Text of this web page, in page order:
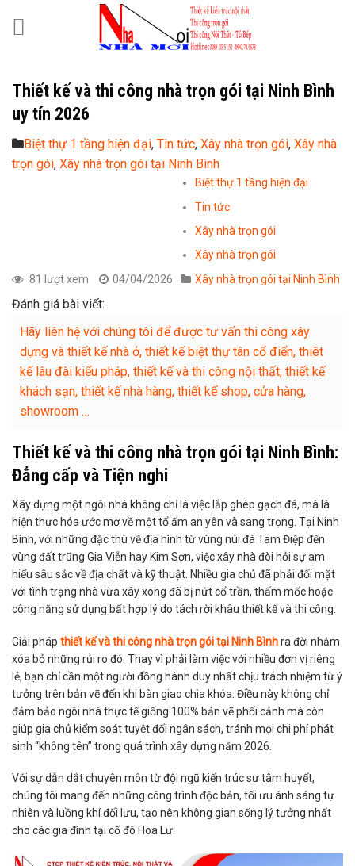
Thiết kế và thi công nhà trọn gói tại Ninh Bình
uy tín 2026
Biệt thự 1 tầng hiện đại, Tin tức, Xây nhà trọn gói, Xây nhà
trọn gói, Xây nhà trọn gói tại Ninh Bình
81 lượt xem 04/04/2026
Biệt thự 1 tầng hiện đại
Tin tức
Xây nhà trọn gói
Xây nhà trọn gói
Xây nhà trọn gói tại Ninh Bình
Đánh giá bài viết:
Hãy liên hệ với chúng tôi để được tư vấn thi công xây
dựng và thiết kế nhà ở, thiết kế biệt thự tân cổ điển, thiêt
kế lâu đài kiểu pháp, thiết kế và thi công nội thất, thiết kế
khách sạn, thiết kế nhà hàng, thiết kế shop, cửa hàng,
showroom …
Thiết kế và thi công nhà trọn gói tại Ninh Bình:
Đẳng cấp và Tiện nghi
Xây dựng một ngôi nhà không chỉ là việc lắp ghép gạch đá, mà là
hiện thực hóa ước mơ về một tổ ấm an yên và sang trọng. Tại Ninh
Bình, với những đặc thù về địa hình từ vùng núi đá Tam Điệp đến
vùng đất trũng Gia Viễn hay Kim Sơn, việc xây nhà đòi hỏi sự am
hiểu sâu sắc về địa chất và kỹ thuật. Nhiều gia chủ đã phải đối mặt
với tình trạng nhà vừa xây xong đã bị nứt cổ trần, thấm mốc hoặc
công năng sử dụng bất hợp lý do tách rời khâu thiết kế và thi công.
Giải pháp thiết kế và thi công nhà trọn gói tại Ninh Bìnhra đời nhằm
xóa bỏ những rủi ro đó. Thay vì phải làm việc với nhiều đơn vị riêng
lẻ, bạn chỉ cần một người đồng hành duy nhất chịu trách nhiệm từ ý
tưởng trên bản vẽ đến khi bàn giao chìa khóa. Điều này không chỉ
đảm bảo ngôi nhà thực tế giống 100% bản vẽ phối cảnh mà còn
giúp gia chủ kiểm soát tuyệt đối ngân sách, tránh mọi chi phí phát
sinh “không tên” trong quá trình xây dựng năm 2026.
Với sự dẫn dắt chuyên môn từ đội ngũ kiến trúc sư tâm huyết,
chúng tôi mang đến những công trình độc bản, tối ưu ánh sáng tự
nhiên và luồng khí đối lưu, tạo nên không gian sống lý tưởng nhất
cho các gia đình tại cố đô Hoa Lư.